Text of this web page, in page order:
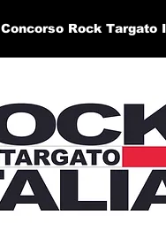
Concorso Rock Targato